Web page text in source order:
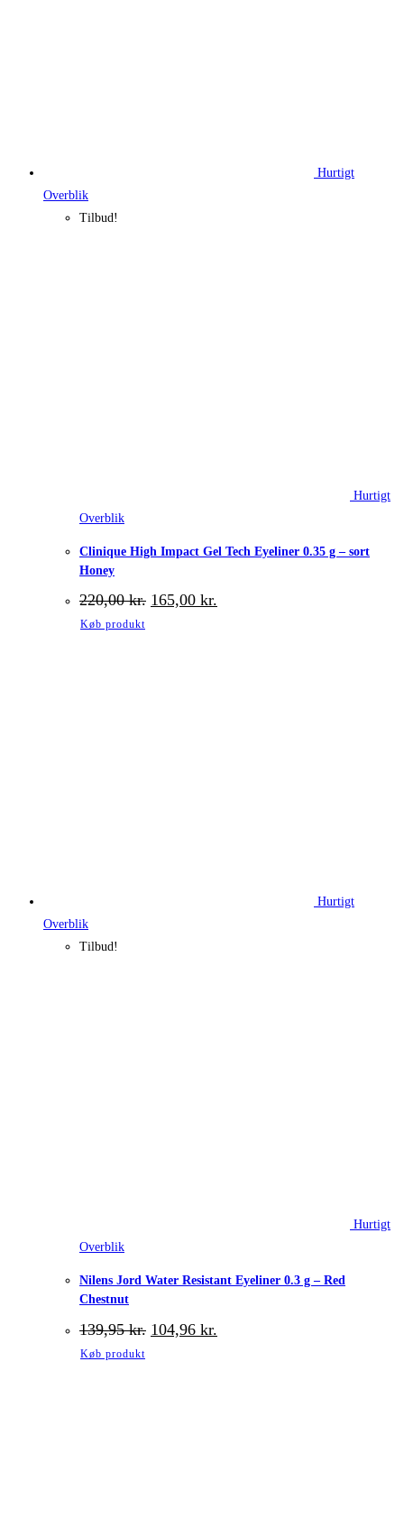
Hurtigt
Overblik
Tilbud!
Hurtigt
Overblik
Clinique High Impact Gel Tech Eyeliner 0.35 g – sort
Honey
220,00kr. Den
oprindelige
165,00 kr.
Køb produkt
Hurtigt
Overblik
Tilbud!
Hurtigt
Overblik
Nilens Jord Water Resistant Eyeliner 0.3 g – Red
Chestnut
139,95kr. Den
oprindelige
104,96 kr.
aktuelle
Køb produkt